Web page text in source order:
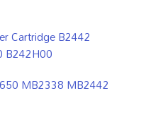
Cartridge B2442
B242H00
MB2338 MB2442